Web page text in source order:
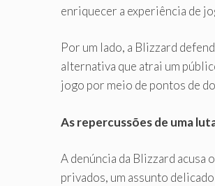
enriquecer a experiência de
Por um lado, a Blizzard
alternativa que atrai um
jogo por meio de pontos de
As repercussões de uma
A denúncia da Blizzard
privados, um assunto